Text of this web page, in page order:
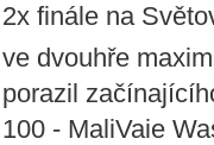
2x finále na
ve dvouhře
porazil
100 - MaliVaie